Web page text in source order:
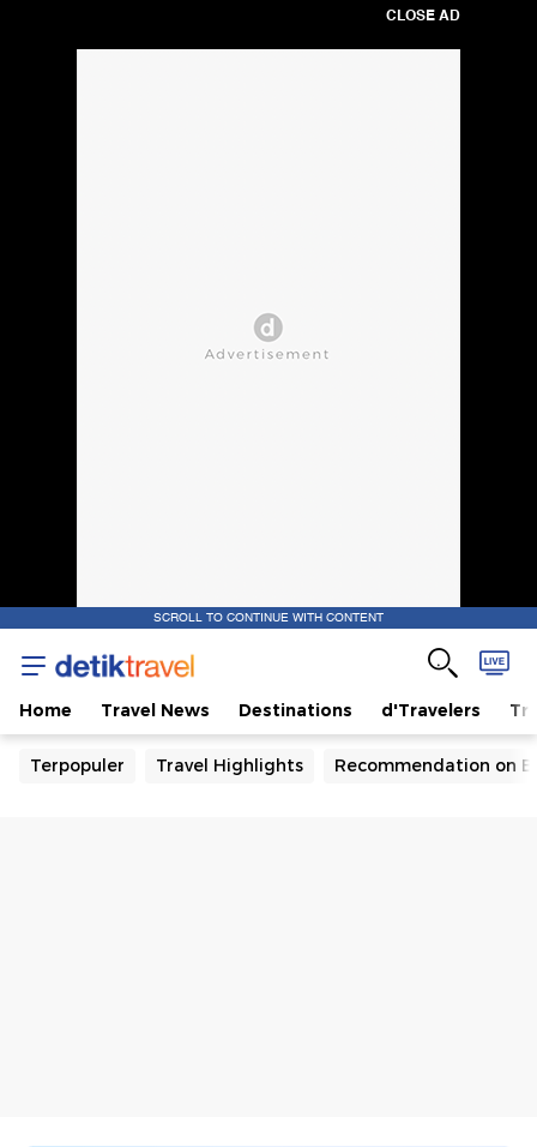
CLOSE AD
SCROLL TO CONTINUE WITH CONTENT
Home Travel News Destinations d'Travelers
Terpopuler Travel Highlights Recommendation on